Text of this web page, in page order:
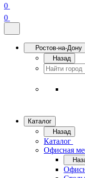
0
0
Ростов-на-Дону
Назад
Каталог
Назад
Каталог
Офисная